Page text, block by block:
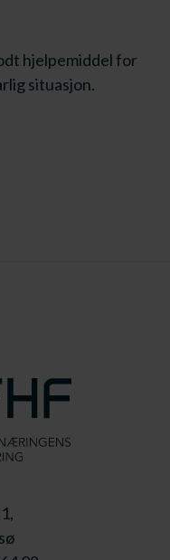
hjelpemiddel for
situasjon.